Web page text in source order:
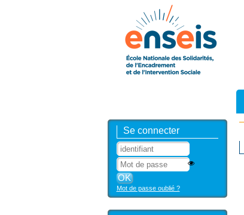
Se connecter
Mot de passe oublié ?